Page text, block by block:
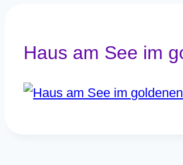
Haus am See im